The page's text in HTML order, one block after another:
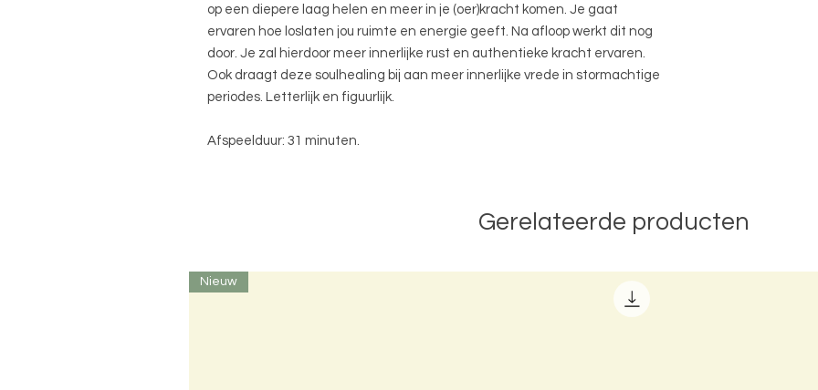
op een diepere laag helen en meer in je (oer)kracht komen. Je gaat
ervaren hoe loslaten jou ruimte en energie geeft. Na afloop werkt dit nog
door. Je zal hierdoor meer innerlijke rust en authentieke kracht ervaren.
Ook draagt deze soulhealing bij aan meer innerlijke vrede in stormachtige
periodes. Letterlijk en figuurlijk.
Afspeelduur: 31 minuten.
Gerelateerde producten
Nieuw